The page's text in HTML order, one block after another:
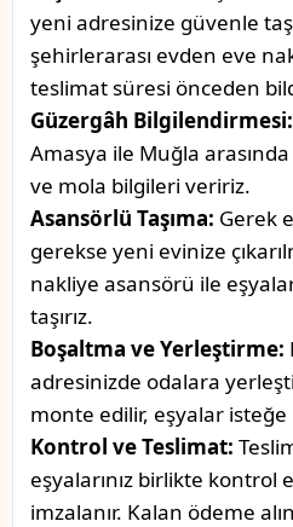
yeni adresinize güvenle
şehirlerarası evden eve
teslimat süresi önceden
Güzergâh Bilgilendirmesi:
Amasya ile Muğla
ve mola bilgileri veririz.
Asansörlü Taşıma: Gerek
gerekse yeni evinize
nakliye asansörü ile
taşırız.
Boşaltma ve Yerleştirme:
adresinizde odalara
monte edilir, eşyalar
Kontrol ve Teslimat:
eşyalarınız birlikte kontrol
imzalanır. Kalan ödeme